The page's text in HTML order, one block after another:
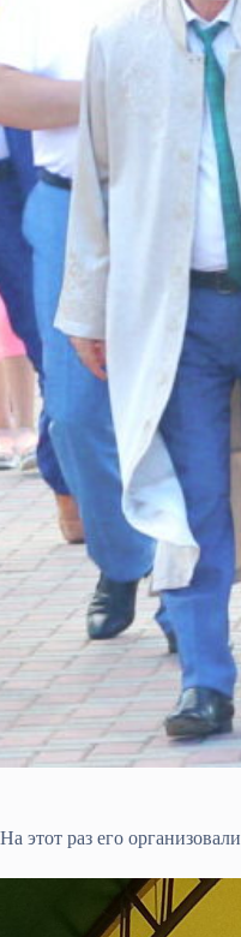
На этот раз его